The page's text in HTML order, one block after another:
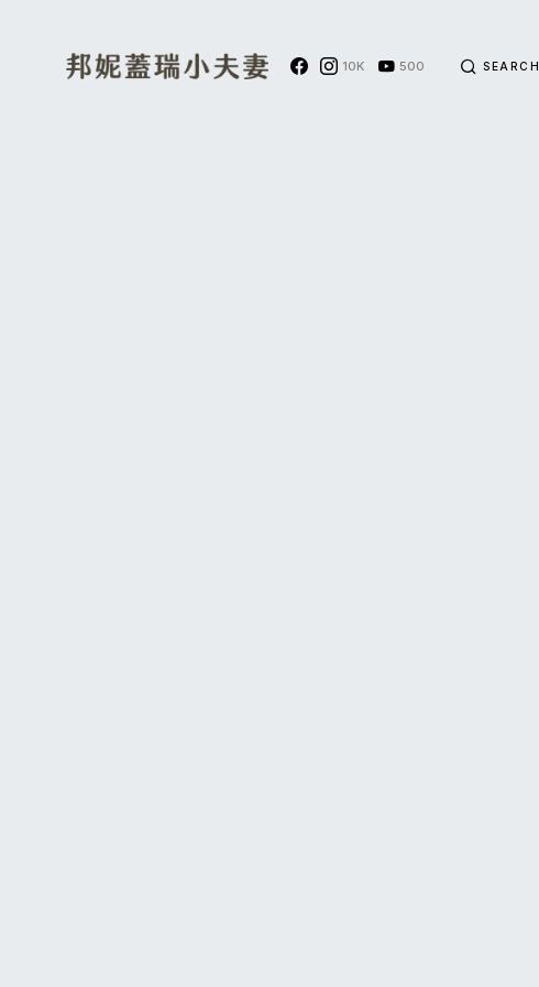
10K 500 SEARCH